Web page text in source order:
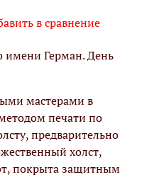
в сравнение
Герман. День
мастерами в
печати по
предварительно
холст,
покрыта защитным